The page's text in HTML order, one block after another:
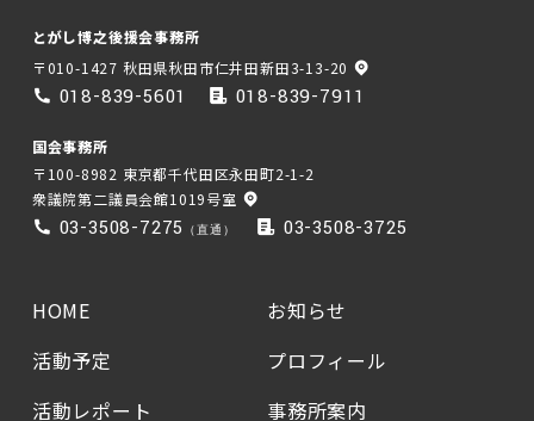
とがし博之後援会事務所
〒010-1427 秋田県秋田市仁井田新田3-13-20
018-839-5601 018-839-7911
国会事務所
〒100-8982 東京都千代田区永田町2-1-2
衆議院第二議員会館1019号室
03-3508-7275 （直通） 03-3508-3725
HOME
お知らせ
活動予定
プロフィール
活動レポート
事務所案内